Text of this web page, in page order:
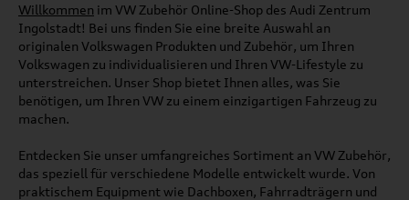
Willkommen im VW Zubehör Online-Shop des Audi Zentrum
Ingolstadt! Bei uns finden Sie eine breite Auswahl an
originalen Volkswagen Produkten und Zubehör, um Ihren
Volkswagen zu individualisieren und Ihren VW-Lifestyle zu
unterstreichen. Unser Shop bietet Ihnen alles, was Sie
benötigen, um Ihren VW zu einem einzigartigen Fahrzeug zu
machen.
Entdecken Sie unser umfangreiches Sortiment an VW Zubehör,
das speziell für verschiedene Modelle entwickelt wurde. Von
praktischem Equipment wie Dachboxen, Fahrradträgern und